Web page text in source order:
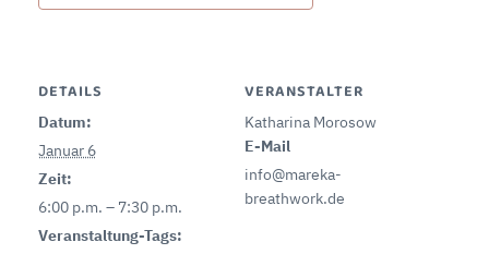
DETAILS
Datum:
Januar 6
Zeit:
6:00 p.m. – 7:30 p.m.
Veranstaltung-Tags:
VERANSTALTER
Katharina Morosow
E-Mail
info@mareka-
breathwork.de